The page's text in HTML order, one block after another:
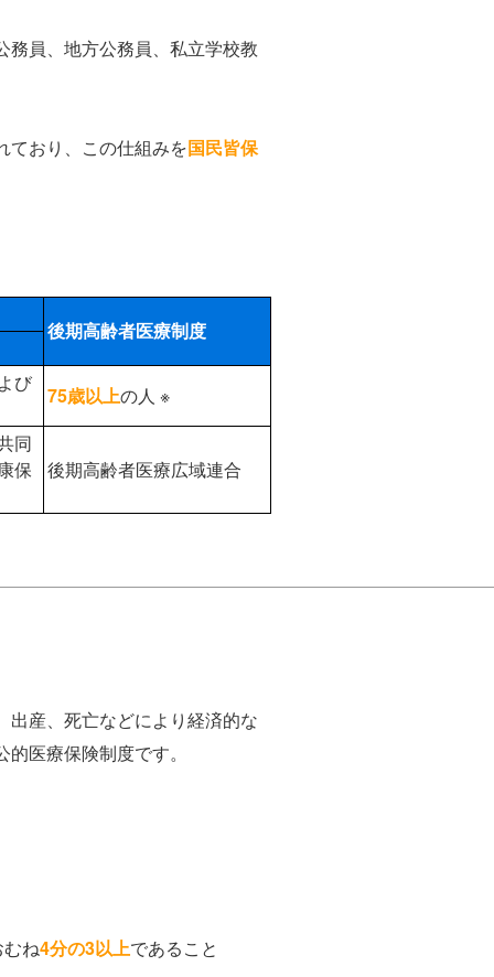
務員、地方公務員、私立学校教
ており、この仕組みを国民皆保
後期高齢者医療制度
び
75歳以上の人 ※
同
保
後期高齢者医療広域連合
出産、死亡などにより経済的な
医療保険制度です。
ね4分の3以上であること